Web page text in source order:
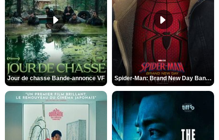
Jour de chasse Bande-annonce VF Spider-Man: Brand New Day Bande-annonce (3) VO STFR